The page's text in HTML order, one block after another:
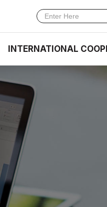
INTERNATIONAL